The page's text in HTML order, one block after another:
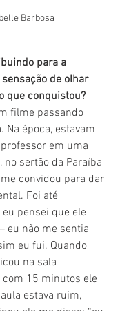
Barbosa
para a
de olhar
que conquistou?
filme passando
Na época, estavam
em uma
no sertão da Paraíba
convidou para dar
Foi até
pensei que ele
eu não me sentia
eu fui. Quando
na sala
15 minutos ele
estava ruim,